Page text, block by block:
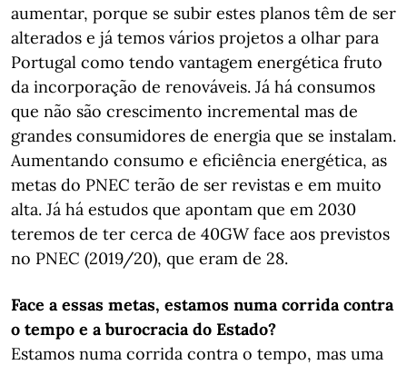
aumentar, porque se subir estes planos têm de ser
alterados e já temos vários projetos a olhar para
Portugal como tendo vantagem energética fruto
da incorporação de renováveis. Já há consumos
que não são crescimento incremental mas de
grandes consumidores de energia que se instalam.
Aumentando consumo e eficiência energética, as
metas do PNEC terão de ser revistas e em muito
alta. Já há estudos que apontam que em 2030
teremos de ter cerca de 40GW face aos previstos
no PNEC (2019/20), que eram de 28.
Face a essas metas, estamos numa corrida contra
o tempo e a burocracia do Estado?
Estamos numa corrida contra o tempo, mas uma